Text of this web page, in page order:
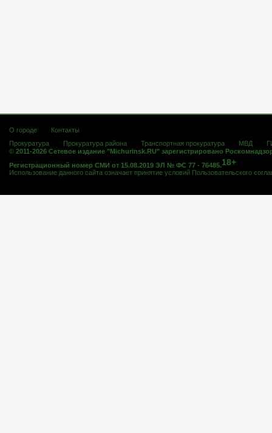
О городе
Контакты
Прокуратура
Прокуратура района Транспортная прокуратура МВД
© 2011-2026 Сетевое издание "Michurinsk.RU" зарегистрировано
Регистрационный номер СМИ от 15.08.2019 ЭЛ № ФС 77 - 76485.18+
Использование данного сайта означает принятие условий Пользовательского